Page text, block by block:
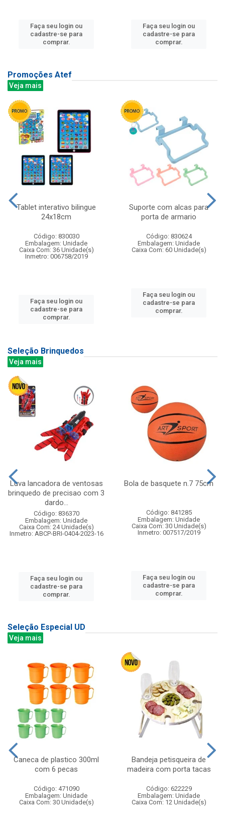
Faça seu login ou
cadastre-se para
comprar.
Faça seu login ou
cadastre-se para
comprar.
Promoções Atef
Veja mais
Tablet interativo bilingue
24x18cm
Código: 830030
Embalagem: Unidade
Caixa Com: 36 Unidade(s)
Inmetro: 006758/2019
Faça seu login ou
cadastre-se para
comprar.
Suporte com alcas para
porta de armario
Código: 830624
Embalagem: Unidade
Caixa Com: 60 Unidade(s)
Faça seu login ou
cadastre-se para
comprar.
Seleção Brinquedos
Veja mais
Luva lancadora de ventosas
brinquedo de precisao com 3
dardo...
Código: 836370
Embalagem: Unidade
Caixa Com: 24 Unidade(s)
Inmetro: ABCP-BRI-0404-2023-16
Faça seu login ou
cadastre-se para
comprar.
Bola de basquete n.7 75cm
Código: 841285
Embalagem: Unidade
Caixa Com: 30 Unidade(s)
Inmetro: 007517/2019
Faça seu login ou
cadastre-se para
comprar.
Seleção Especial UD
Veja mais
Caneca de plastico 300ml
com 6 pecas
Código: 471090
Embalagem: Unidade
Caixa Com: 30 Unidade(s)
Bandeja petisqueira de
madeira com porta tacas
Código: 622229
Embalagem: Unidade
Caixa Com: 12 Unidade(s)